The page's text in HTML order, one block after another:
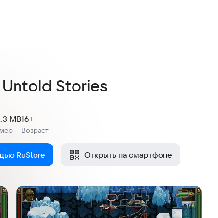
Stories
MB
Возраст
16+
RuStore Открыть на смартфоне